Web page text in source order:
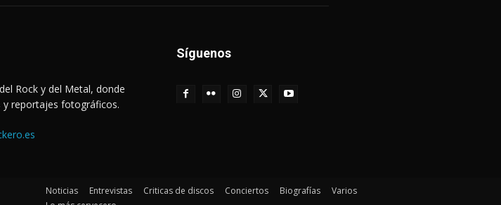
Rock y del Metal, donde
y reportajes fotográficos.
Síguenos
Noticias Entrevistas Criticas de discos Conciertos Biografías
Varios